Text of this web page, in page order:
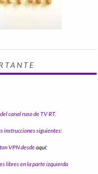
canal ruso de TV RT.
instrucciones siguientes:
VPN desdeaquí:
libres en la parte izquierda